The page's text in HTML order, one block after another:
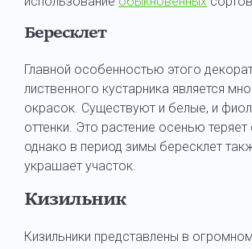
Бересклет
Главной особенностью этого
лиственного кустарника является
окрасок. Существуют и белые, и
оттенки. Это растение осенью
однако в период зимы бересклет
украшает участок.
Кизильник
Кизильники представлены в огромном